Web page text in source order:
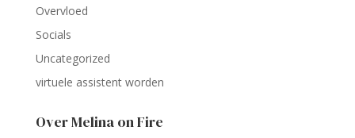
Overvloed
Socials
Uncategorized
virtuele assistent worden
Over Melina on Fire